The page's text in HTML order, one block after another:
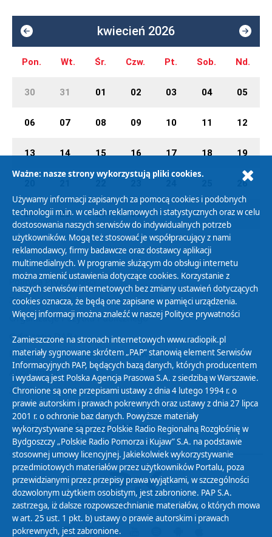
kwiecień 2026
Pon. Wt. Śr. Czw. Pt. Sob. Nd.
30 31 01 02 03 04 05
06 07 08 09 10 11 12
13 14 15 16 17 18 19
26
27 28 29 30 01 02 03
Polityka Prywatności
Zasady korzystania z Serwisu
Organizacje Pożytku Publicznego
Cyfryzacja DAB+
Polityka ochrony danych osobowych
Abonament
Zamówienia publiczne
Biuletyn Informacji Publicznej
Ważne: nasze strony wykorzystują pliki cookies.
Używamy informacji zapisanych za pomocą cookies i podobnych
technologii m.in. w celach reklamowych i statystycznych oraz w celu
dostosowania naszych serwisów do indywidualnych potrzeb
użytkowników. Mogą też stosować je współpracujący z nami
reklamodawcy, firmy badawcze oraz dostawcy aplikacji
multimedialnych. W programie służącym do obsługi internetu
można zmienić ustawienia dotyczące cookies. Korzystanie z
naszych serwisów internetowych bez zmiany ustawień dotyczących
cookies oznacza, że będą one zapisane w pamięci urządzenia.
Więcej informacji można znaleźć w naszej Polityce prywatności
Zamieszczone na stronach internetowych www.radiopik.pl
materiały sygnowane skrótem „PAP” stanowią element Serwisów
Informacyjnych PAP, będących bazą danych, których producentem
i wydawcą jest Polska Agencja Prasowa S.A. z siedzibą w Warszawie.
Chronione są one przepisami ustawy z dnia 4 lutego 1994 r. o
prawie autorskim i prawach pokrewnych oraz ustawy z dnia 27 lipca
2001 r. o ochronie baz danych. Powyższe materiały
wykorzystywane są przez Polskie Radio Regionalną Rozgłośnię w
Bydgoszczy „Polskie Radio Pomorza i Kujaw” S.A. na podstawie
stosownej umowy licencyjnej. Jakiekolwiek wykorzystywanie
przedmiotowych materiałów przez użytkowników Portalu, poza
przewidzianymi przez przepisy prawa wyjątkami, w szczególności
dozwolonym użytkiem osobistym, jest zabronione. PAP S.A.
zastrzega, iż dalsze rozpowszechnianie materiałów, o których mowa
w art. 25 ust. 1 pkt. b) ustawy o prawie autorskim i prawach
pokrewnych, jest zabronione.